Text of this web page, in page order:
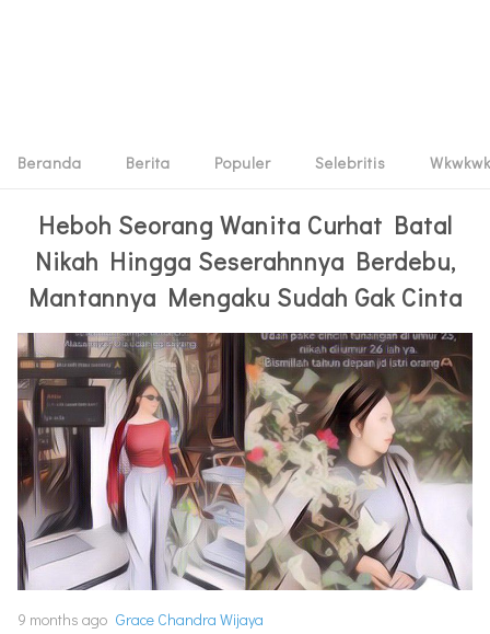
Beranda Berita Populer Selebritis Wkwkwk
Heboh Seorang Wanita Curhat Batal
Nikah Hingga Seserahnnya Berdebu,
Mantannya Mengaku Sudah Gak Cinta
9 months ago Grace Chandra Wijaya